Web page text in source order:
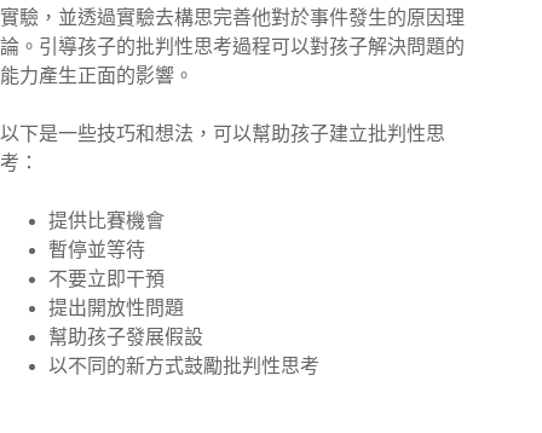
實驗，並透過實驗去構思完善他對於事件發生的原因理
論。引導孩子的批判性思考過程可以對孩子解決問題的
能力產生正面的影響。
以下是一些技巧和想法，可以幫助孩子建立批判性思
考：
提供比賽機會
暫停並等待
不要立即干預
提出開放性問題
幫助孩子發展假設
以不同的新方式鼓勵批判性思考